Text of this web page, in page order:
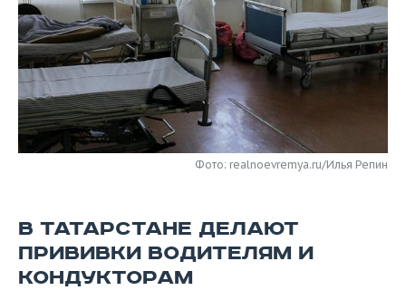
КОМУ ПРИНАДЛЕЖАТ
ТОРГОВЫЕ ЦЕНТРЫ
ТАТАРСТАНА
БЮДЖЕТ
ИНВЕСТИЦИИ
МАШИНОСТРОЕНИЕ
НЕФТЕХИМИЯ
НЕФТЬ
ОПК
НОВОСТИ АВТО
БИЗНЕС
НОВОСТИ БИЗНЕСА
РОЗНИЧНАЯ ТОРГОВЛЯ
ТРАНСПОРТ
ТЕХНОЛОГИИ
НОВОСТИ ТЕХНОЛОГИЙ
IT
ТЕЛЕКОММУНИКАЦИИ
МЕРОПРИЯТИЯ
НОВОСТИ МЕРОПРИЯТИЙ
БИЗНЕС-БРАНЧИ
ONLINE-КОНФЕРЕНЦИИ
СПОРТ
ФУТБОЛ
ХОККЕЙ
НОВОСТИ ОБЩЕСТВА
ВЛАСТЬ
ФОТОГАЛЕРЕЯ
СЮЖЕТЫ
Фото: realnoevremya.ru/Илья Репин
В ТАТАРСТАНЕ ДЕЛАЮТ
ПРИВИВКИ ВОДИТЕЛЯМ И
КОНДУКТОРАМ